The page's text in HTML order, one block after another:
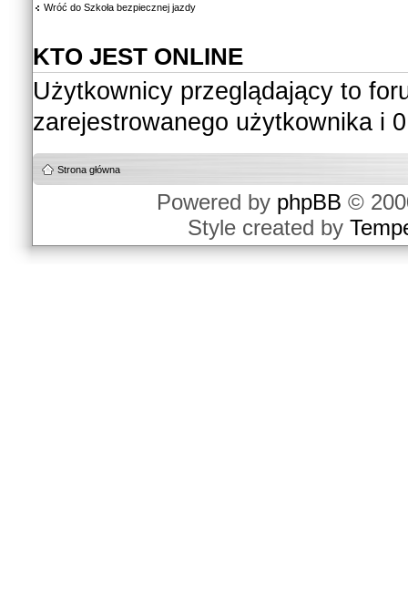
Wróć do Szkoła bezpiecznej jazdy
KTO JEST ONLINE
Użytkownicy przeglądający to
zarejestrowanego użytkownika i
Strona główna
Powered by phpBB ©
Style created by